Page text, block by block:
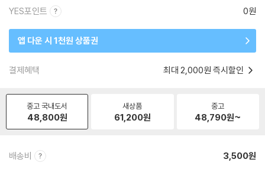
YES포인트 0원
앱 다운 시 1천원 상품권
결제혜택 최대 2,000원 즉시할인
중고 국내도서
48,800원
새상품
61,200원
중고
48,790원~
배송비 3,500원